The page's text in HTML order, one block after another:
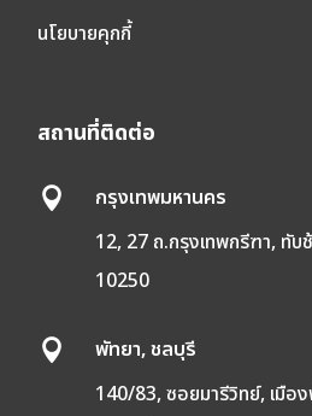
นโยบายคุกกี้
สถานที่ติดต่อ

กรุงเทพมหานคร
12, 27 ถ.กรุงเทพกรีฑา, ทับ
10250

พัทยา, ชลบุรี
140/83, ซอยมารีวิทย์, เมือ